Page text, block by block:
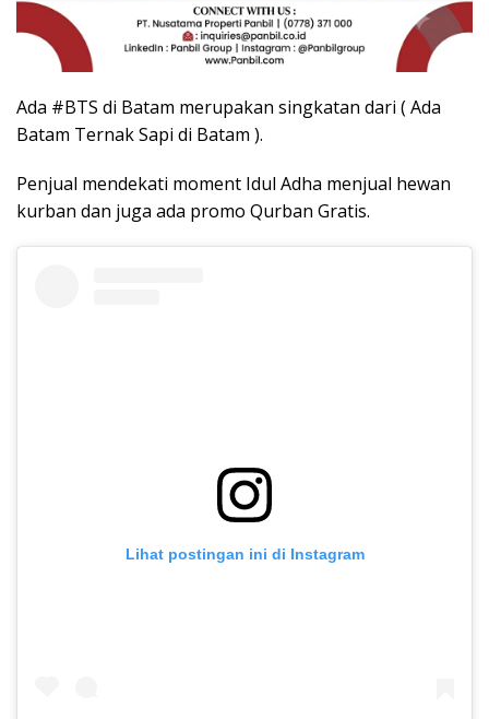
Ada #BTS di Batam merupakan singkatan dari ( Ada
Batam Ternak Sapi di Batam ).
Penjual mendekati moment Idul Adha menjual hewan
kurban dan juga ada promo Qurban Gratis.
Lihat postingan ini di Instagram